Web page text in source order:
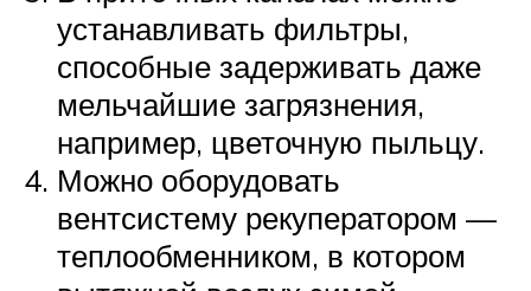
устанавливать фильтры,
способные задерживать даже
мельчайшие загрязнения,
например, цветочную пыльцу.
Можно оборудовать
вентсистему рекуператором —
теплообменником, в котором